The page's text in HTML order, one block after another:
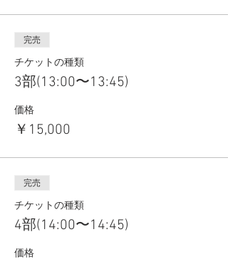
完売
チケットの種類
3部(13:00〜13:45)
価格
￥15,000
完売
チケットの種類
4部(14:00〜14:45)
価格